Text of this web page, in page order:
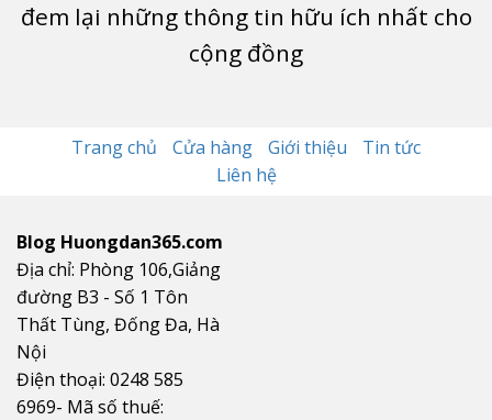
đem lại những thông tin hữu ích nhất cho
cộng đồng
Trang chủ Cửa hàng Giới thiệu
Tin tức
Liên hệ
Blog Huongdan365.com
Địa chỉ: Phòng 106,Giảng
đường B3 - Số 1 Tôn
Thất Tùng, Đống Đa, Hà
Nội
Điện thoại: 0248 585
6969- Mã số thuế: